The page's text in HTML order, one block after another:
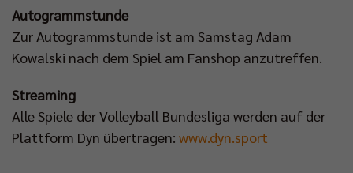
Autogrammstunde
Zur Autogrammstunde ist am Samstag Adam
Kowalski nach dem Spiel am Fanshop anzutreffen.
Streaming
Alle Spiele der Volleyball Bundesliga werden auf der
Plattform Dyn übertragen: www.dyn.sport